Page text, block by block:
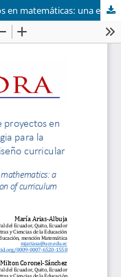
Aprendizaje activo a través de proyectos en matemáticas: una estrategia para la implementación efectiva del diseño curricular